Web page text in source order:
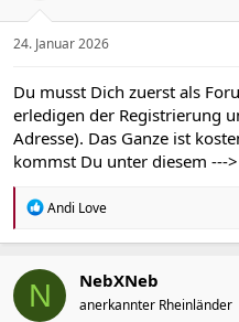
e
n
24. Januar 2026
Du musst Dich zuerst als
erledigen der Registrierung
Adresse). Das Ganze ist
kommst Du unter diesem ---
R
a
t
o
Andi Love
N NebXNeb
anerkannter Rheinländer